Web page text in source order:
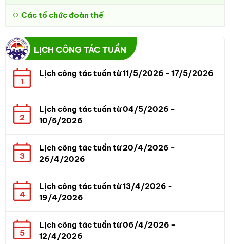
Các tổ chức đoàn thể
LỊCH CÔNG TÁC TUẦN
1
Lịch công tác tuần từ 11/5/2026 - 17/5/2026
2
Lịch công tác tuần từ 04/5/2026 -
10/5/2026
3
Lịch công tác tuần từ 20/4/2026 -
26/4/2026
4
Lịch công tác tuần từ 13/4/2026 -
19/4/2026
5
Lịch công tác tuần từ 06/4/2026 -
12/4/2026